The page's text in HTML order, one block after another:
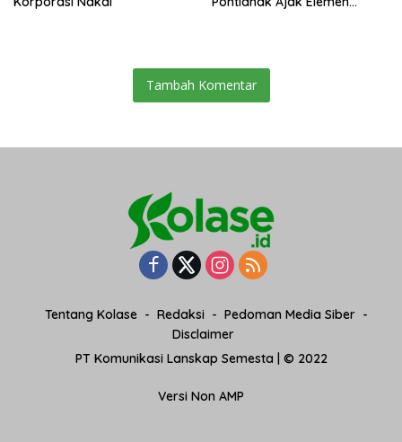
Tambah Komentar
Tentang Kolase Redaksi
Pedoman Media Siber
Disclaimer
PT Komunikasi Lanskap Semesta | © 2022
Versi Non AMP